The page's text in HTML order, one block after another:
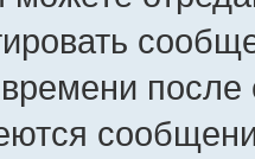
времени